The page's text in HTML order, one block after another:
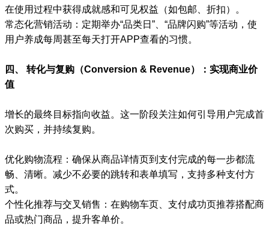
在使用过程中获得成就感和可见权益（如包邮、折扣）。
常态化营销活动：定期举办“品类日”、“品牌闪购”等活动，使
用户养成每周甚至每天打开APP查看的习惯。
四、 转化与复购（Conversion & Revenue）：实现商业价
值
增长的最终目标指向收益。这一阶段关注如何引导用户完成首
次购买，并持续复购。
优化购物流程：确保从商品详情页到支付完成的每一步都流
畅、清晰。减少不必要的跳转和表单填写，支持多种支付方
式。
个性化推荐与交叉销售：在购物车页、支付成功页推荐搭配商
品或热门商品，提升客单价。